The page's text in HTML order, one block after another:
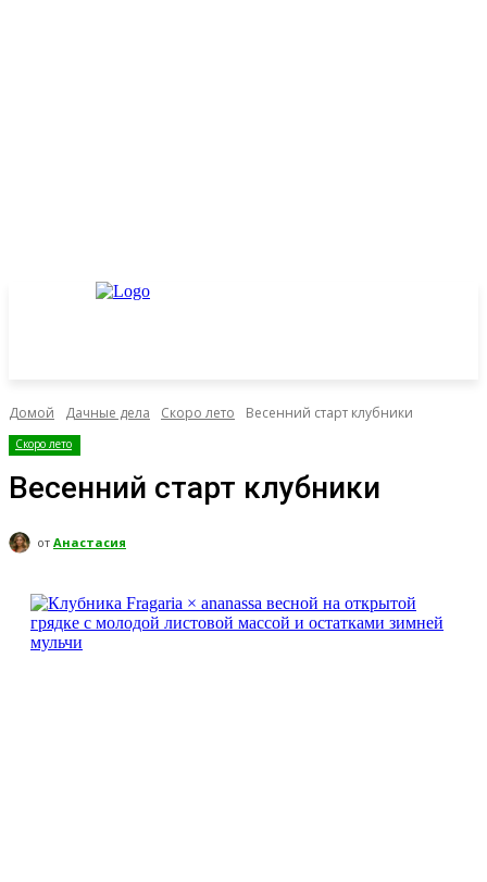
Домой Дачные дела Скоро лето Весенний старт клубники
Скоро лето
Весенний старт клубники
от Анастасия